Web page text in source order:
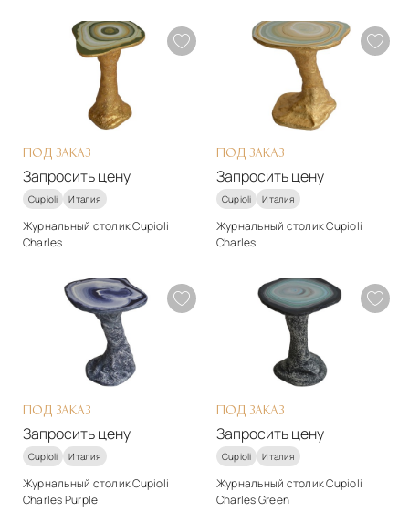
арт-деко
Материалы
Массив дерева
Подробнее
Запросить цену
арт-деко
Материалы
Подробнее
Запросить цену
ПОД ЗАКАЗ
Запросить цену
Cupioli Италия
Журнальный столик Cupioli
Charles
арт-деко
Материалы
Массив дерева
Подробнее
Запросить цену
ПОД ЗАКАЗ
Запросить цену
Cupioli Италия
Журнальный столик Cupioli
Charles
арт-деко
Материалы
Массив дерева
Подробнее
Запросить цену
ПОД ЗАКАЗ
Запросить цену
Cupioli Италия
Журнальный столик Cupioli
Charles Purple
ПОД ЗАКАЗ
Запросить цену
Cupioli Италия
Журнальный столик Cupioli
Charles Green